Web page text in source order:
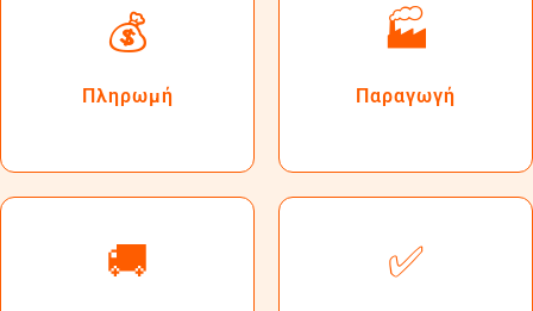
💰
Πληρωμή
🏭
Παραγωγή
🚚 ✅